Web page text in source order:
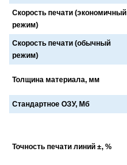
Скорость печати (экономичный
режим)
Скорость печати (обычный
режим)
Толщина материала, мм
Стандартное ОЗУ, Мб
Точность печати линий ±, %